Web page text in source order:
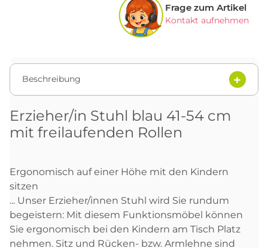
Frage zum Artikel
Kontakt aufnehmen
Beschreibung
Erzieher/in Stuhl blau 41-54 cm
mit freilaufenden Rollen
Ergonomisch auf einer Höhe mit den Kindern
sitzen
... Unser Erzieher/innen Stuhl wird Sie rundum
begeistern: Mit diesem Funktionsmöbel können
Sie ergonomisch bei den Kindern am Tisch Platz
nehmen. Sitz und Rücken- bzw. Armlehne sind